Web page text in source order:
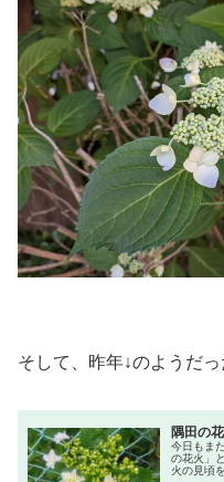
そして、昨年↓のようだ
隅田の
今日もま
の花火」
火の見頃